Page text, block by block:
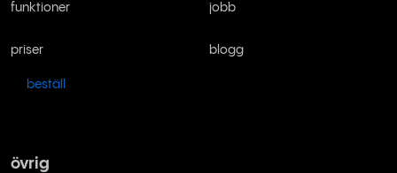
funktioner
priser
beställ
jobb
blogg
övrig